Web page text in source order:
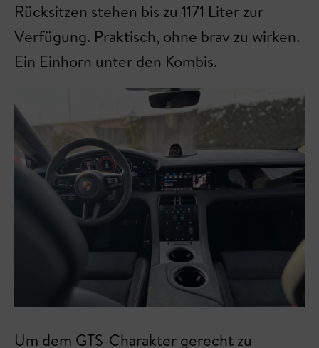
Rücksitzen stehen bis zu 1171 Liter zur
Verfügung. Praktisch, ohne brav zu wirken.
Ein Einhorn unter den Kombis.
Um dem GTS-Charakter gerecht zu